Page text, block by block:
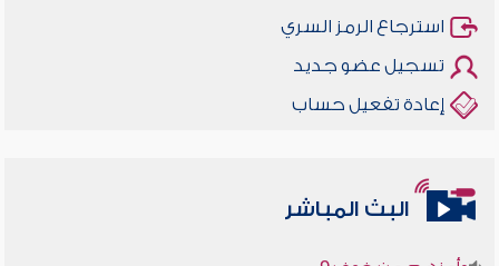
استرجاع الرمز السري
تسجيل عضو جديد
إعادة تفعيل حساب
البث المباشر
وأمنهم من خوف 9